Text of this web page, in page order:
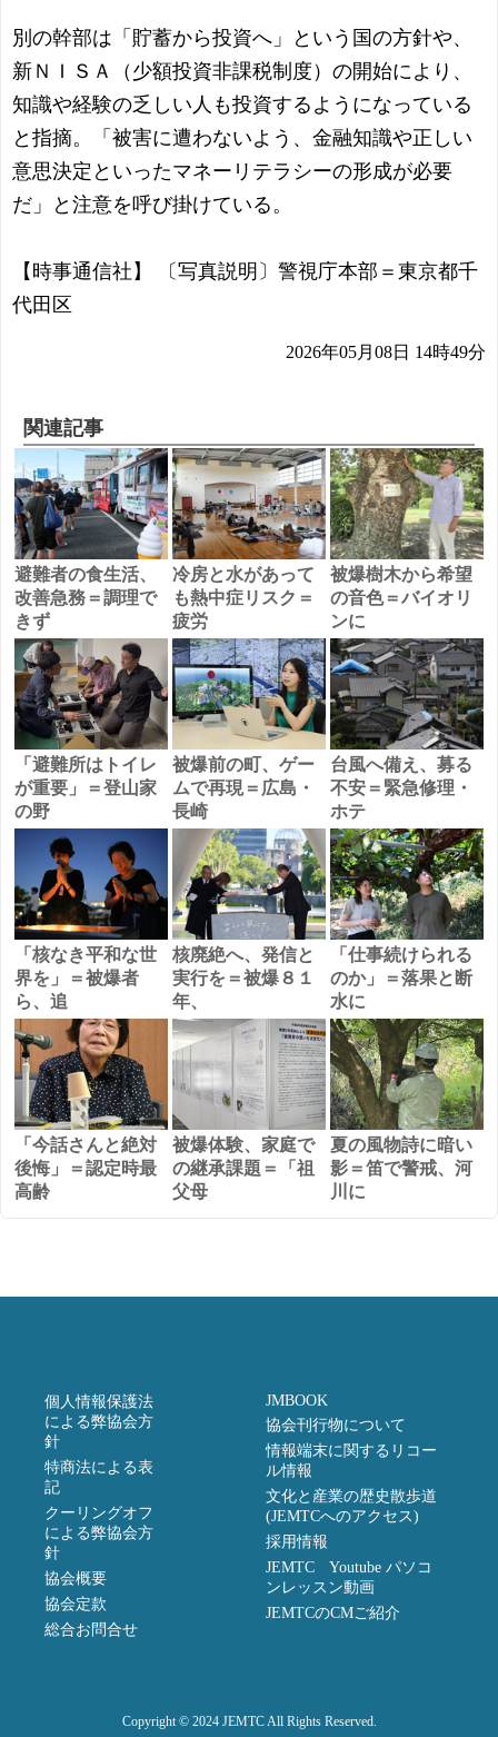
別の幹部は「貯蓄から投資へ」という国の方針や、
新ＮＩＳＡ（少額投資非課税制度）の開始により、
知識や経験の乏しい人も投資するようになっている
と指摘。「被害に遭わないよう、金融知識や正しい
意思決定といったマネーリテラシーの形成が必要
だ」と注意を呼び掛けている。
【時事通信社】 〔写真説明〕警視庁本部＝東京都千
代田区
2026年05月08日 14時49分
関連記事
避難者の食生活、
改善急務＝調理で
きず
冷房と水があって
も熱中症リスク＝
疲労
被爆樹木から希望
の音色＝バイオリ
ンに
「避難所はトイレ
が重要」＝登山家
の野
被爆前の町、ゲー
ムで再現＝広島・
長崎
台風へ備え、募る
不安＝緊急修理・
ホテ
「核なき平和な世
界を」＝被爆者
ら、追
核廃絶へ、発信と
実行を＝被爆８１
年、
「仕事続けられる
のか」＝落果と断
水に
「今話さんと絶対
後悔」＝認定時最
高齢
被爆体験、家庭で
の継承課題＝「祖
父母
夏の風物詩に暗い
影＝笛で警戒、河
川に
個人情報保護法
による弊協会方
針
特商法による表
記
クーリングオフ
による弊協会方
針
協会概要
協会定款
総合お問合せ
JMBOOK
協会刊行物について
情報端末に関するリコー
ル情報
文化と産業の歴史散歩道
(JEMTCへのアクセス)
採用情報
JEMTC Youtube パソコ
ンレッスン動画
JEMTCのCMご紹介
Copyright © 2024 JEMTC All Rights Reserved.